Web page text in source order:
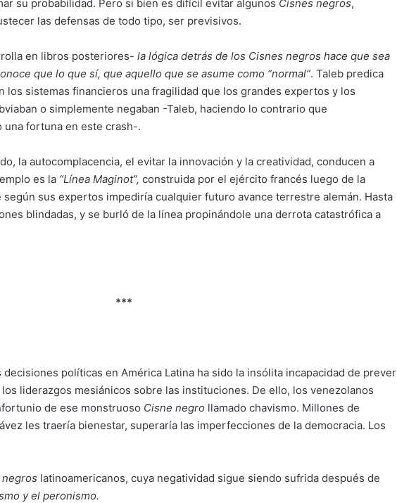
su probabilidad. Pero si bien es difícil evitar algunos Cisnes negros,
las defensas de todo tipo, ser previsivos.
en libros posteriores- la lógica detrás de los Cisnes negros hace que sea
que lo que sí, que aquello que se asume como “normal”. Taleb predica
los sistemas financieros una fragilidad que los grandes expertos y los
o simplemente negaban -Taleb, haciendo lo contrario que
una fortuna en este crash-.
la autocomplacencia, el evitar la innovación y la creatividad, conducen a
es la “Línea Maginot”, construida por el ejército francés luego de la
según sus expertos impediría cualquier futuro avance terrestre alemán. Hasta
blindadas, y se burló de la línea propinándole una derrota catastrófica a
***
políticas en América Latina ha sido la insólita incapacidad de prever
liderazgos mesiánicos sobre las instituciones. De ello, los venezolanos
de ese monstruoso Cisne negro llamado chavismo. Millones de
les traería bienestar, superaría las imperfecciones de la democracia. Los
latinoamericanos, cuya negatividad sigue siendo sufrida después de
y el peronismo.